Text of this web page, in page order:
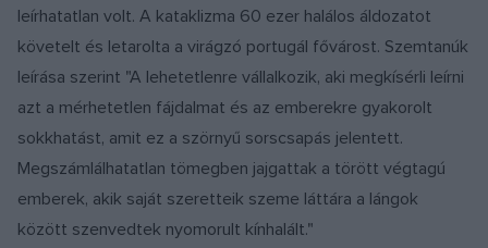
leírhatatlan volt. A kataklizma 60 ezer halálos áldozatot
követelt és letarolta a virágzó portugál fővárost. Szemtanúk
leírása szerint "A lehetetlenre vállalkozik, aki megkísérli leírni
azt a mérhetetlen fájdalmat és az emberekre gyakorolt
sokkhatást, amit ez a szörnyű sorscsapás jelentett.
Megszámlálhatatlan tömegben jajgattak a törött végtagú
emberek, akik saját szeretteik szeme láttára a lángok
között szenvedtek nyomorult kínhalált."